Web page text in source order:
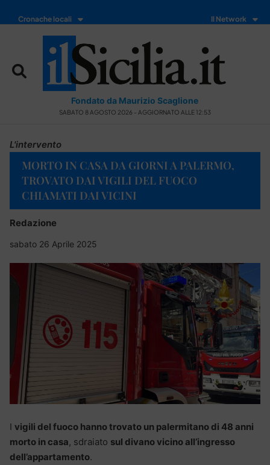
Cronache locali Il Network
Fondato da Maurizio Scaglione
SABATO 8 AGOSTO 2026 - AGGIORNATO ALLE 12:53
L'intervento
MORTO IN CASA DA GIORNI A PALERMO,
TROVATO DAI VIGILI DEL FUOCO
CHIAMATI DAI VICINI
Redazione
sabato 26 Aprile 2025
I vigili del fuoco hanno trovato un palermitano di 48 anni
morto in casa, sdraiato sul divano vicino all’ingresso
dell’appartamento.